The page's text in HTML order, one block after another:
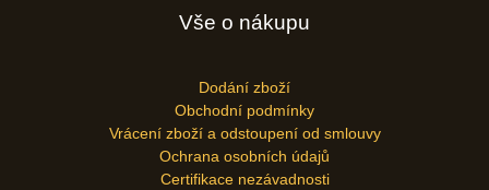
Vše o nákupu
Dodání zboží
Obchodní podmínky
Vrácení zboží a odstoupení od smlouvy
Ochrana osobních údajů
Certifikace nezávadnosti